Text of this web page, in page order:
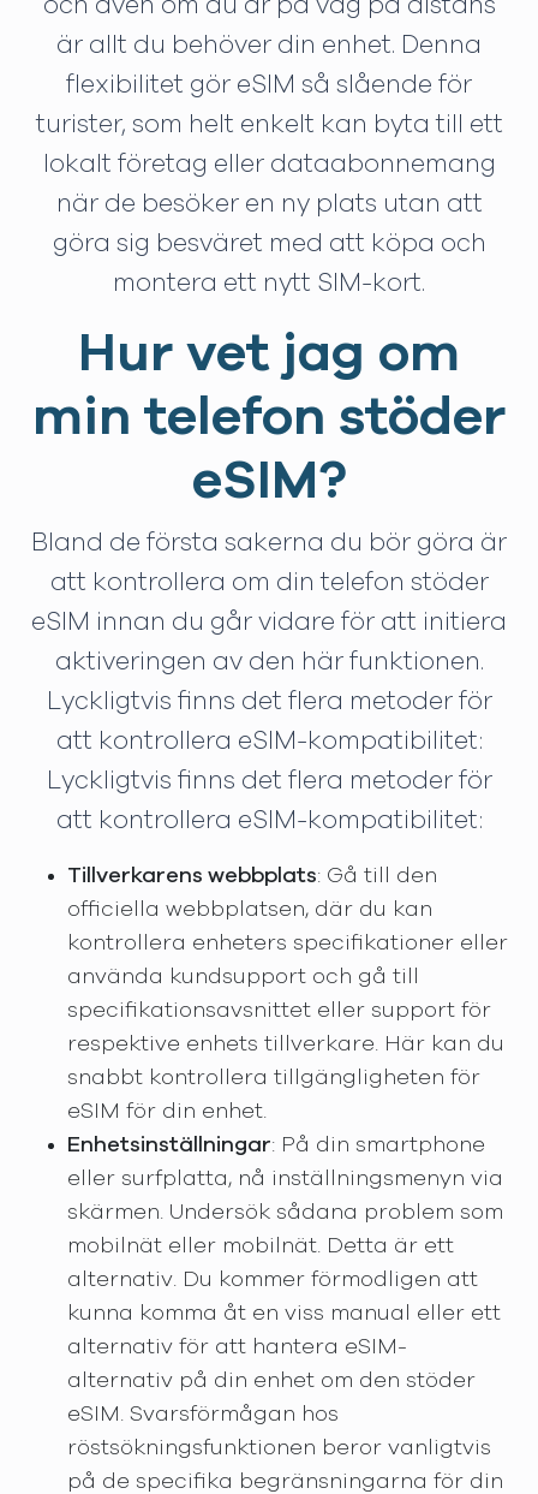
är allt du behöver din enhet. Denna
flexibilitet gör eSIM så slående för
turister, som helt enkelt kan byta till ett
lokalt företag eller dataabonnemang
när de besöker en ny plats utan att
göra sig besväret med att köpa och
montera ett nytt SIM-kort.
Hur vet jag om
min telefon stöder
eSIM?
Bland de första sakerna du bör göra är
att kontrollera om din telefon stöder
eSIM innan du går vidare för att initiera
aktiveringen av den här funktionen.
Lyckligtvis finns det flera metoder för
att kontrollera eSIM-kompatibilitet:
Lyckligtvis finns det flera metoder för
att kontrollera eSIM-kompatibilitet:
Tillverkarens webbplats: Gå till den
officiella webbplatsen, där du kan
kontrollera enheters specifikationer eller
använda kundsupport och gå till
specifikationsavsnittet eller support för
respektive enhets tillverkare. Här kan du
snabbt kontrollera tillgängligheten för
eSIM för din enhet.
Enhetsinställningar: På din smartphone
eller surfplatta, nå inställningsmenyn via
skärmen. Undersök sådana problem som
mobilnät eller mobilnät. Detta är ett
alternativ. Du kommer förmodligen att
kunna komma åt en viss manual eller ett
alternativ för att hantera eSIM-
alternativ på din enhet om den stöder
eSIM. Svarsförmågan hos
röstsökningsfunktionen beror vanligtvis
på de specifika begränsningarna för din